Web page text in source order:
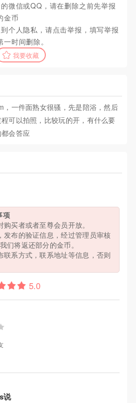
微信或QQ，请在删除之前先举报
金币
个人隐私，请点击举报，填写举报
时间删除。
我要收藏
，一件面熟女很骚，先是陪浴，然后
可以拍照，比较玩的开，有什么要
会答应
项
买者或者至尊会员开放。
发布的验证信息，经过管理员审核
们将返还部分的金币。
联系方式，联系地址等信息，否则
说